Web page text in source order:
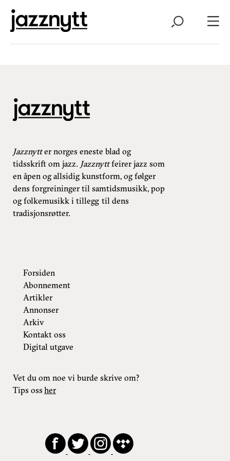
Jazznytter norges eneste blad og
tidsskrift om jazz. Jazznyttfeirer jazz som
en åpen og allsidig kunstform, og følger
dens forgreininger til samtidsmusikk, pop
og folkemusikk i tillegg til dens
tradisjonsrøtter.
Forsiden
Abonnement
Artikler
Annonser
Arkiv
Kontakt oss
Digital utgave
Vet du om noe vi burde skrive om?
Tips ossher